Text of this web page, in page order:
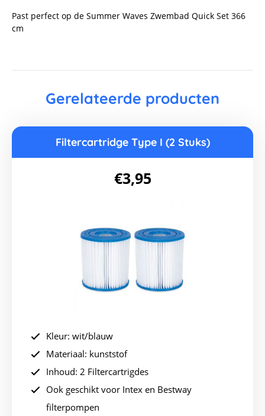
Past perfect op de Summer Waves Zwembad Quick Set 366
cm
Gerelateerde producten
Filtercartridge Type I (2 Stuks)
€3,95
Kleur: wit/blauw
Materiaal: kunststof
Inhoud: 2 Filtercartrigdes
Ook geschikt voor Intex en Bestway
filterpompen